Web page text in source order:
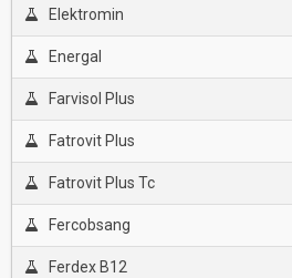
Elektromin
Energal
Farvisol Plus
Fatrovit Plus
Fatrovit Plus Tc
Fercobsang
Ferdex B12